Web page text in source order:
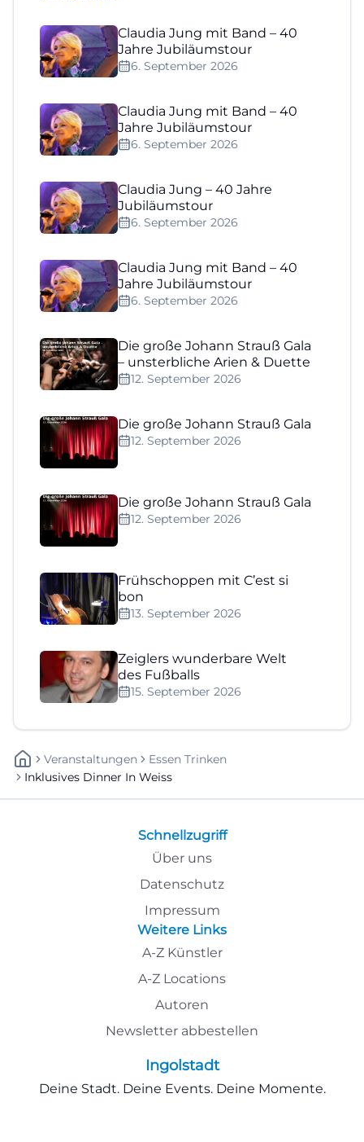
Claudia Jung mit Band – 40
Jahre Jubiläumstour
6. September 2026
Claudia Jung mit Band – 40
Jahre Jubiläumstour
6. September 2026
Claudia Jung – 40 Jahre
Jubiläumstour
6. September 2026
Claudia Jung mit Band – 40
Jahre Jubiläumstour
6. September 2026
Die große Johann Strauß Gala
– unsterbliche Arien & Duette
12. September 2026
Die große Johann Strauß Gala
12. September 2026
Die große Johann Strauß Gala
12. September 2026
Frühschoppen mit C’est si
bon
13. September 2026
Zeiglers wunderbare Welt
des Fußballs
15. September 2026
Veranstaltungen
Essen Trinken
Inklusives Dinner In Weiss
Schnellzugriff
Über uns
Datenschutz
Impressum
Weitere Links
A-Z Künstler
A-Z Locations
Autoren
Newsletter abbestellen
Ingolstadt
Deine Stadt. Deine Events. Deine Momente.